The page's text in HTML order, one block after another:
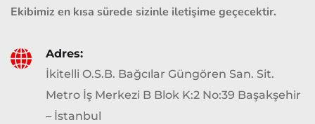
Ekibimiz en kısa sürede sizinle iletişime geçecektir.
Adres:
İkitelli O.S.B. Bağcılar Güngören San. Sit.
Metro İş Merkezi B Blok K:2 No:39 Başakşehir
– İstanbul